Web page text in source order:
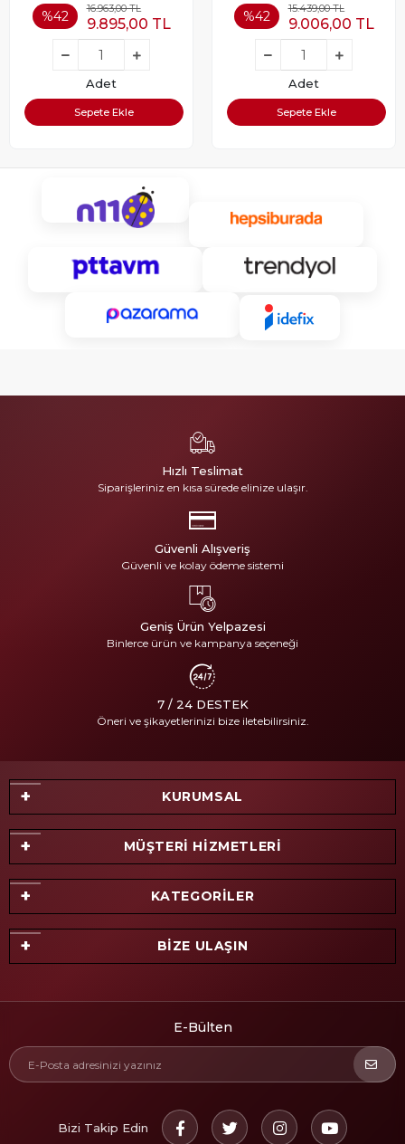
%42 16.963,00 TL
9.895,00 TL
Adet
Sepete Ekle
%42 15.439,00 TL
9.006,00 TL
Adet
Sepete Ekle
Hızlı Teslimat
Siparişleriniz en kısa sürede elinize ulaşır.
Güvenli Alışveriş
Güvenli ve kolay ödeme sistemi
Geniş Ürün Yelpazesi
Binlerce ürün ve kampanya seçeneği
7 / 24 DESTEK
Öneri ve şikayetlerinizi bize iletebilirsiniz.
KURUMSAL
MÜŞTERİ HİZMETLERİ
KATEGORİLER
BİZE ULAŞIN
E-Bülten
Bizi Takip Edin